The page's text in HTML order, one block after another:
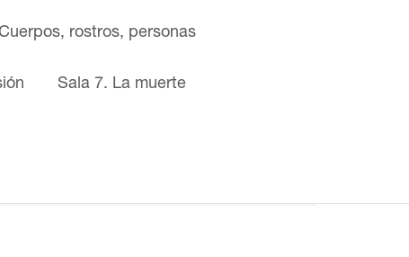
rostros, personas
Sala 7. La muerte